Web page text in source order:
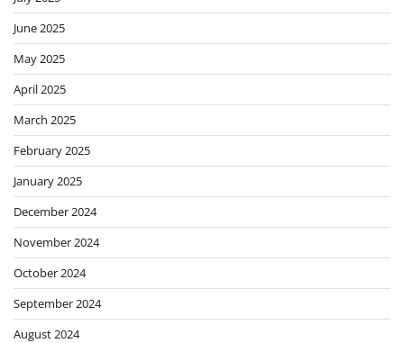
June 2025
May 2025
April 2025
March 2025
February 2025
January 2025
December 2024
November 2024
October 2024
September 2024
August 2024